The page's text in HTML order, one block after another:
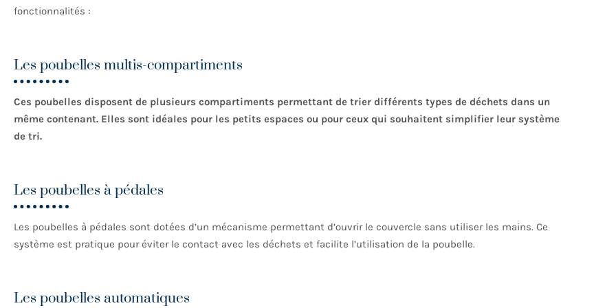
fonctionnalités :
Les poubelles multis-compartiments
Ces poubelles disposent de plusieurs compartiments permettant de trier différents types de déchets dans un
même contenant. Elles sont idéales pour les petits espaces ou pour ceux qui souhaitent simplifier leur système
de tri.
Les poubelles à pédales
Les poubelles à pédales sont dotées d’un mécanisme permettant d’ouvrir le couvercle sans utiliser les mains. Ce
système est pratique pour éviter le contact avec les déchets et facilite l’utilisation de la poubelle.
Les poubelles automatiques